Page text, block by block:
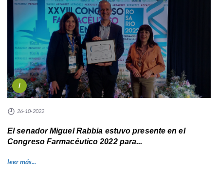
I
26-10-2022
El senador Miguel Rabbia estuvo presente en el
Congreso Farmacéutico 2022 para...
leer más...